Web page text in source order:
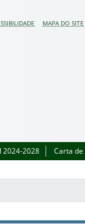
MAPA DO SITE
2024-2028 Carta de